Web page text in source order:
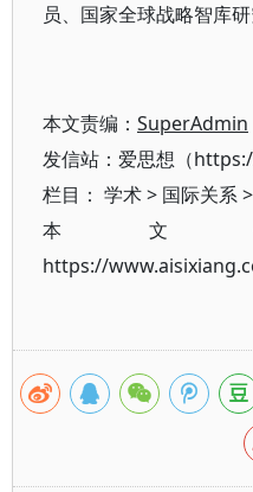
员、国家全球战略智库研
本文责编： SuperAdmin
发信站：爱思想（
栏目： 学术> 国际关系>
本文
https://